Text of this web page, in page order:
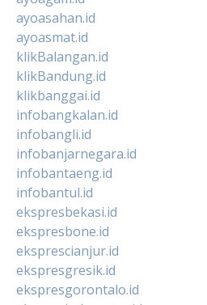
ayoasahan.id
ayoasmat.id
klikBalangan.id
klikBandung.id
klikbanggai.id
infobangkalan.id
infobangli.id
infobanjarnegara.id
infobantaeng.id
infobantul.id
ekspresbekasi.id
ekspresbone.id
eksprescianjur.id
ekspresgresik.id
ekspresgorontalo.id